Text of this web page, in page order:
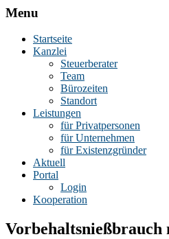
BISCHOFF
Stephan
Steuerberater
Essen
Menu
Startseite
Kanzlei
Steuerberater
Team
Bürozeiten
Standort
Leistungen
für Privatpersonen
für Unternehmen
für Existenzgründer
Aktuell
Portal
Login
Kooperation
Vorbehaltsnießbrauch